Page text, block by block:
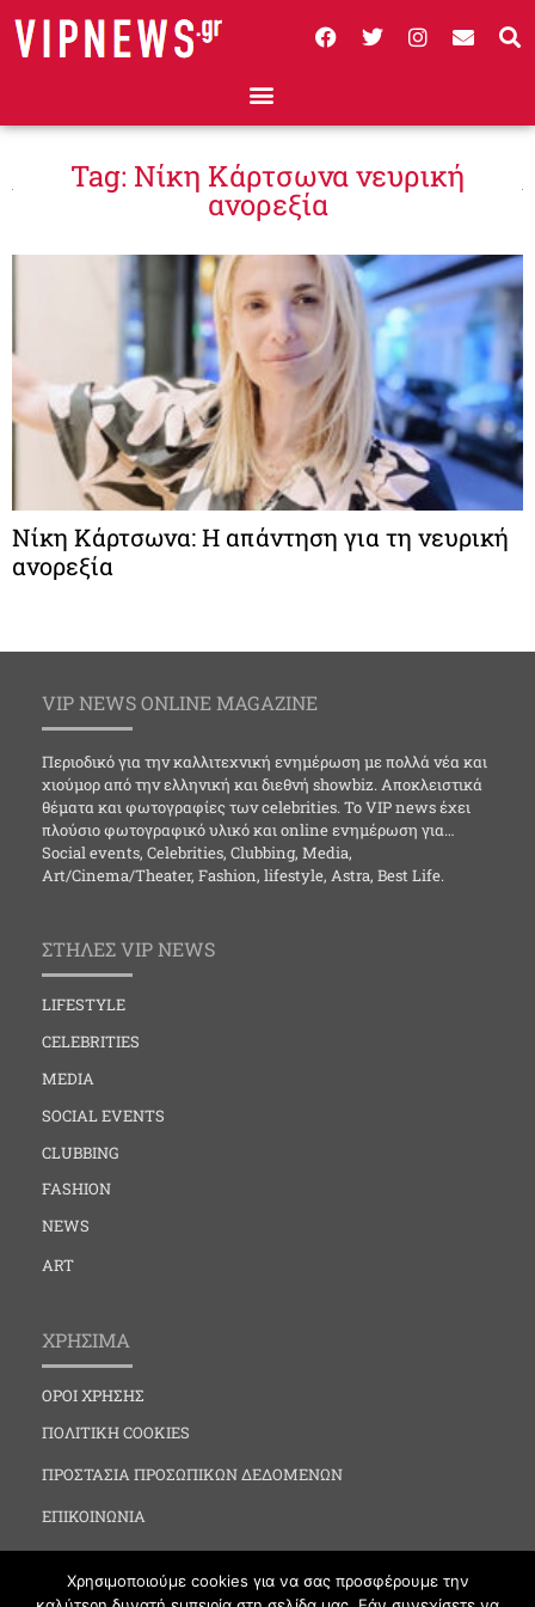
Tag: Νίκη Κάρτσωνα νευρική
ανορεξία
Νίκη Κάρτσωνα: H απάντηση για τη νευρική
ανορεξία
VIP NEWS ONLINE MAGAZINE
Περιοδικό για την καλλιτεχνική ενημέρωση με πολλά νέα και
χιούμορ από την ελληνική και διεθνή showbiz. Αποκλειστικά
θέματα και φωτογραφίες των celebrities. Το VIP news έχει
πλούσιο φωτογραφικό υλικό και online ενημέρωση για…
Social events, Celebrities, Clubbing, Media,
Art/Cinema/Theater, Fashion, lifestyle, Astra, Best Life.
ΣΤΗΛΕΣ VIP NEWS
LIFESTYLE
CELEBRITIES
MEDIA
SOCIAL EVENTS
CLUBBING
FASHION
NEWS
ART
ΧΡΗΣΙΜΑ
ΟΡΟΙ ΧΡΗΣΗΣ
ΠΟΛΙΤΙΚΗ COOKIES
ΠΡΟΣΤΑΣΙΑ ΠΡΟΣΩΠΙΚΩΝ ΔΕΔΟΜΕΝΩΝ
ΕΠΙΚΟΙΝΩΝΙΑ
Χρησιμοποιούμε cookies για να σας προσφέρουμε την